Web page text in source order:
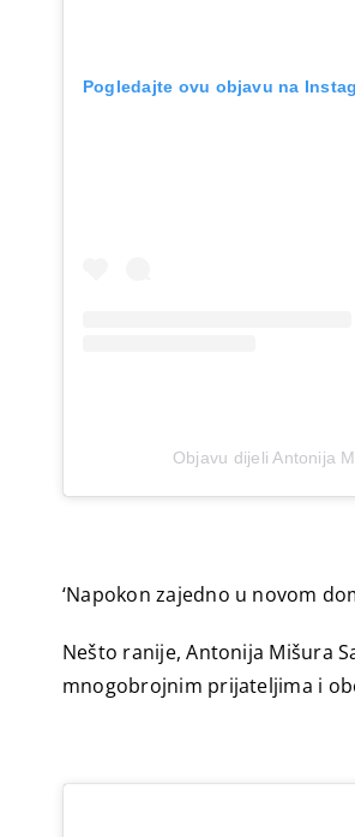
Pogledajte ovu objavu na
Objavu dijeli Antonija
‘Napokon zajedno u novom
Nešto ranije, Antonija Mišura
mnogobrojnim prijateljima i